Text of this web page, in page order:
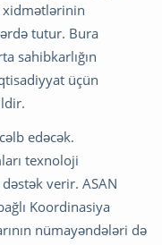
tutur. Bura
sahibkarlığın
üçün
edəcək.
texnoloji
verir. ASAN
Koordinasiya
nümayəndələri də